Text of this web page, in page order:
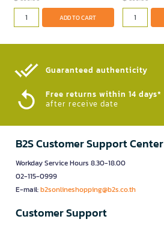
ADD TO CART
Guaranteed authenticity​
Free returns within 14 days*
after receive date
B2S Customer Support Center
Workday Service Hours 8.30-18.00
02-115-0999
E-mail:b2sonlineshopping@b2s.co.th
Customer Support